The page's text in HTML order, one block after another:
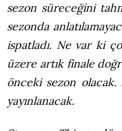
sezon süreceğini
sezonda
ispatladı. Ne var ki
üzere artık finale
önceki sezon olacak.
yayınlanacak.